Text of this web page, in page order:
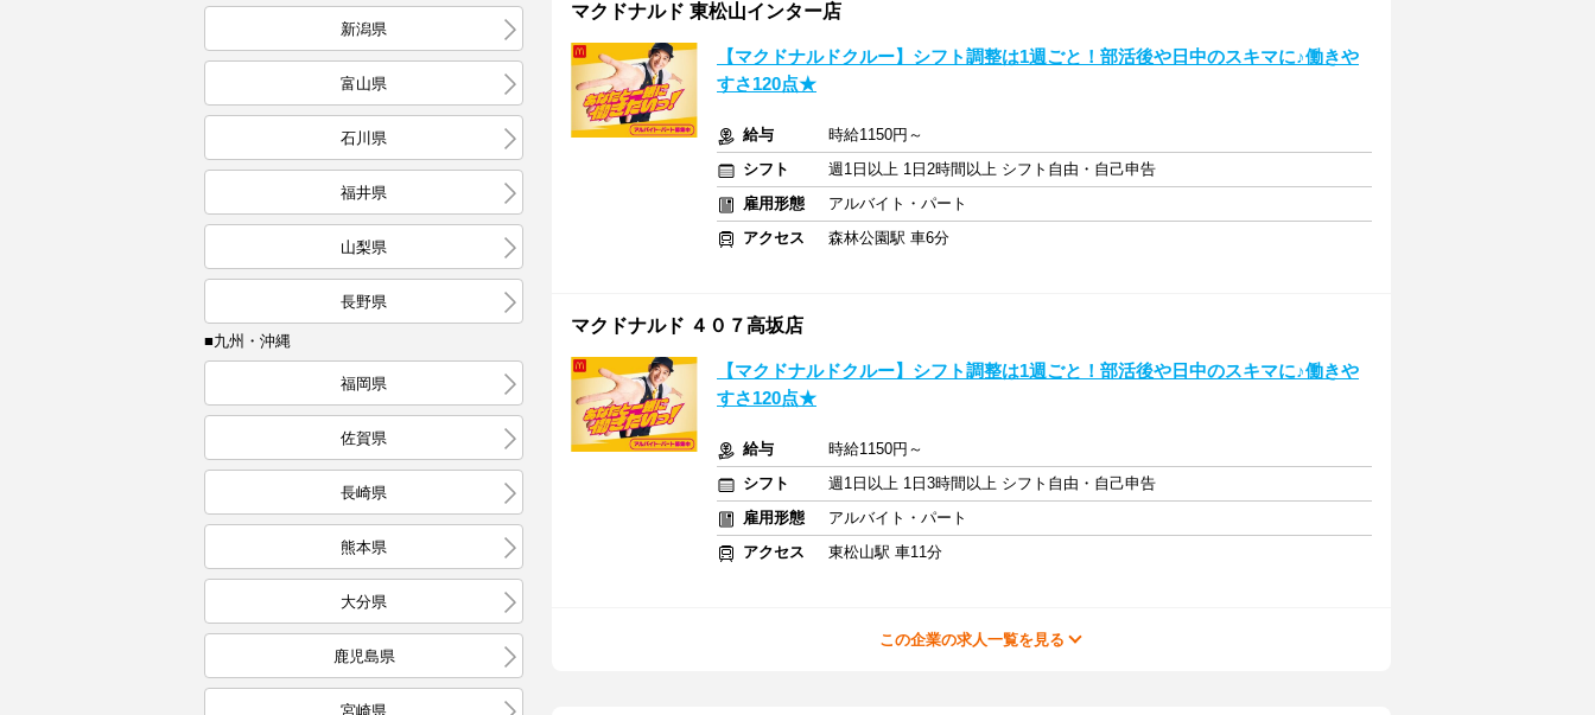
新潟県
富山県
石川県
福井県
山梨県
長野県
■九州・沖縄
福岡県
佐賀県
長崎県
熊本県
大分県
鹿児島県
宮崎県
マクドナルド 東松山インター店
【マクドナルドクルー】シフト調整は1週ごと！部活後や日中のスキマに♪働きや
すさ120点★
給与
時給1150円～
シフト
週1日以上 1日2時間以上 シフト自由・自己申告
雇用形態
アルバイト・パート
アクセス
森林公園駅 車6分
マクドナルド ４０７高坂店
【マクドナルドクルー】シフト調整は1週ごと！部活後や日中のスキマに♪働きや
すさ120点★
給与
時給1150円～
シフト
週1日以上 1日3時間以上 シフト自由・自己申告
雇用形態
アルバイト・パート
アクセス
東松山駅 車11分
この企業の求人一覧を見る